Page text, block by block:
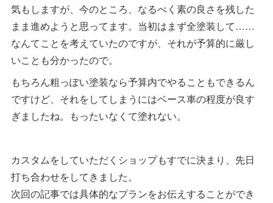
気もしますが、今のところ、なるべく素の良さを残した
まま進めようと思ってます。当初はまず全塗装して……
なんてことを考えていたのですが、それが予算的に厳し
いことも分かったので。
もちろん粗っぽい塗装なら予算内でやることもできるん
ですけど、それをしてしまうにはベース車の程度が良す
ぎましたね。もったいなくて塗れない。
カスタムをしていただくショップもすでに決まり、先日
打ち合わせをしてきました。
次回の記事では具体的なプランをお伝えすることができ